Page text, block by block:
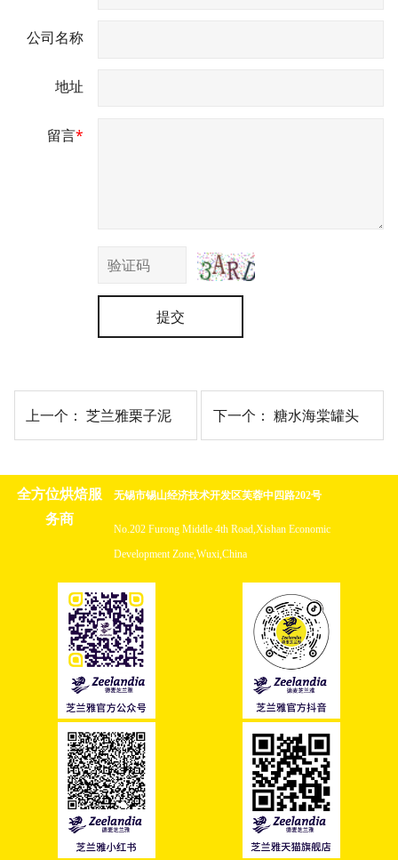
公司名称
地址
留言*
提交
上一个：芝兰雅栗子泥 下一个： 糖水海棠罐头
全方位烘焙服
务商
无锡市锡山经济技术开发区芙蓉中四路202号
No.202 Furong Middle 4th Road,Xishan Economic
Development Zone,Wuxi,China